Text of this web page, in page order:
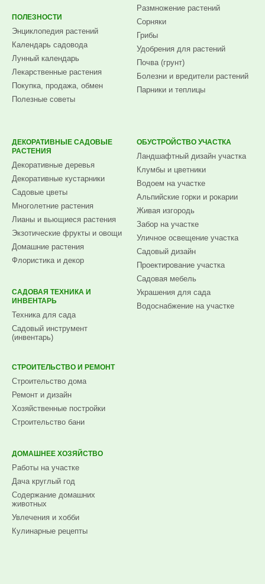
ПОЛЕЗНОСТИ
Энциклопедия растений
Календарь садовода
Лунный календарь
Лекарственные растения
Покупка, продажа, обмен
Полезные советы
Размножение растений
Сорняки
Грибы
Удобрения для растений
Почва (грунт)
Болезни и вредители растений
Парники и теплицы
ДЕКОРАТИВНЫЕ САДОВЫЕ
РАСТЕНИЯ
Декоративные деревья
Декоративные кустарники
Садовые цветы
Многолетние растения
Лианы и вьющиеся растения
Экзотические фрукты и овощи
Домашние растения
Флористика и декор
САДОВАЯ ТЕХНИКА И
ИНВЕНТАРЬ
Техника для сада
Садовый инструмент
(инвентарь)
ОБУСТРОЙСТВО УЧАСТКА
Ландшафтный дизайн участка
Клумбы и цветники
Водоем на участке
Альпийские горки и рокарии
Живая изгородь
Забор на участке
Уличное освещение участка
Садовый дизайн
Проектирование участка
Садовая мебель
Украшения для сада
Водоснабжение на участке
СТРОИТЕЛЬСТВО И РЕМОНТ
Строительство дома
Ремонт и дизайн
Хозяйственные постройки
Строительство бани
ДОМАШНЕЕ ХОЗЯЙСТВО
Работы на участке
Дача круглый год
Содержание домашних
животных
Увлечения и хобби
Кулинарные рецепты